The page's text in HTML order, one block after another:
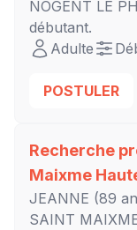
NOGENT LE
débutant.
Adulte
POSTULER
Recherche
Maixme
JEANNE (89
SAINT